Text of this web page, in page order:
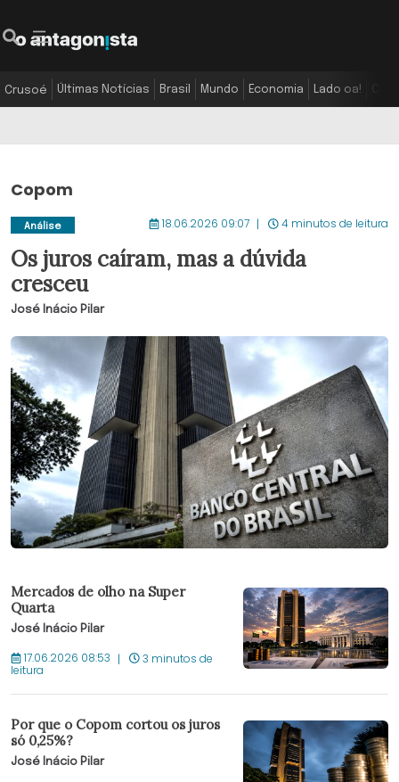
Crusoé Últimas Notícias Brasil Mundo Economia Lado oa!
Copom
Análise 18.06.2026 09:07 4 minutos de leitura
Os juros caíram, mas a dúvida
cresceu
José Inácio Pilar
Mercados de olho na Super
Quarta
José Inácio Pilar
17.06.2026 08:53 3 minutos de
leitura
Por que o Copom cortou os juros
só 0,25%?
José Inácio Pilar